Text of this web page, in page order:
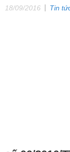
18/09/2016 Tin